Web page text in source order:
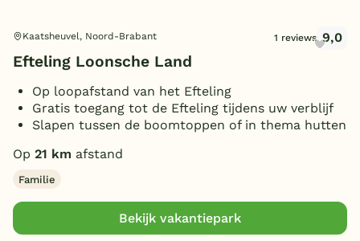
Kaatsheuvel, Noord-Brabant 1 reviews 9,0
Efteling Loonsche Land
Op loopafstand van het Efteling
Gratis toegang tot de Efteling tijdens uw verblijf
Slapen tussen de boomtoppen of in thema hutten
Op 21 km afstand
Familie
Bekijk vakantiepark